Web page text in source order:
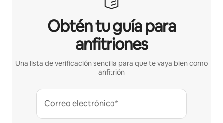
Obtén tu guía para
anfitriones
Una lista de verificación sencilla para que te vaya bien como
anfitrión
Correo electrónico*